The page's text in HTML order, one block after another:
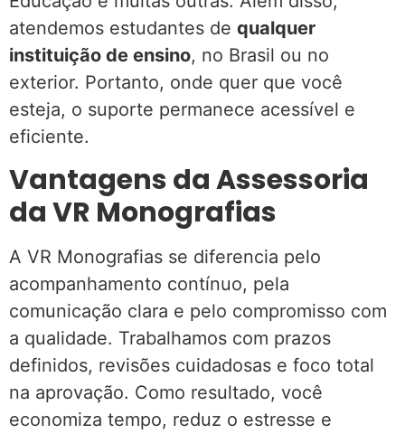
atendemos estudantes de qualquer
instituição de ensino, no Brasil ou no
exterior. Portanto, onde quer que você
esteja, o suporte permanece acessível e
eficiente.
Vantagens da Assessoria
da VR Monografias
A VR Monografias se diferencia pelo
acompanhamento contínuo, pela
comunicação clara e pelo compromisso com
a qualidade. Trabalhamos com prazos
definidos, revisões cuidadosas e foco total
na aprovação. Como resultado, você
economiza tempo, reduz o estresse e